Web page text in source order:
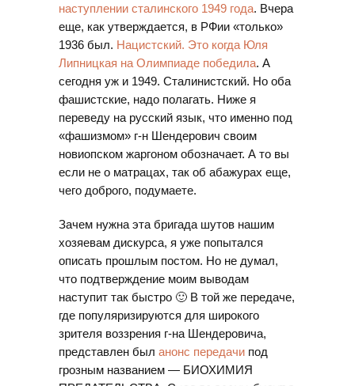
наступлении сталинского 1949 года. Вчера
еще, как утверждается, в РФии «только»
1936 был. Нацистский. Это когда Юля
Липницкая на Олимпиаде победила. А
сегодня уж и 1949. Сталинистский. Но оба
фашистские, надо полагать. Ниже я
переведу на русский язык, что именно под
«фашизмом» г-н Шендерович своим
новиопском жаргоном обозначает. А то вы
если не о матрацах, так об абажурах еще,
чего доброго, подумаете.
Зачем нужна эта бригада шутов нашим
хозяевам дискурса, я уже попытался
описать прошлым постом. Но не думал,
что подтверждение моим выводам
наступит так быстро 🙂 В той же передаче,
где популяризируются для широкого
зрителя воззрения г-на Шендеровича,
представлен был анонс передачи под
грозным названием — БИОХИМИЯ